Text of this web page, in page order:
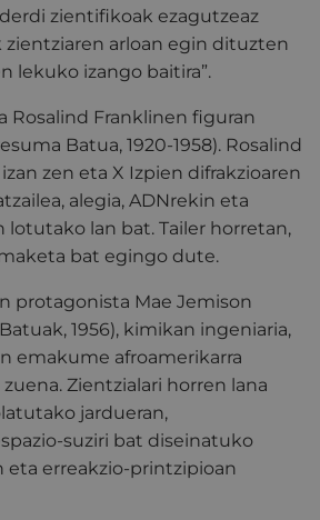
zientifikoak ezagutzeaz
arloan egin dituzten
lekuko izango baitira”.
Rosalind Franklinen figuran
Batua, 1920-1958). Rosalind
zen eta X Izpien difrakzioaren
alegia, ADNrekin eta
lotutako lan bat. Tailer horretan,
bat egingo dute.
protagonista Mae Jemison
1956), kimikan ingeniaria,
emakume afroamerikarra
Zientzialari horren lana
jardueran,
suziri bat diseinatuko
erreakzio-printzipioan